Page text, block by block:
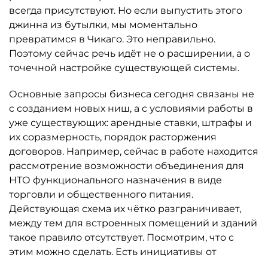
всегда присутствуют. Но если выпустить этого
джинна из бутылки, мы моментально
превратимся в Чикаго. Это неправильно.
Поэтому сейчас речь идёт не о расширении, а о
точечной настройке существующей системы.
Основные запросы бизнеса сегодня связаны не
с созданием новых ниш, а с условиями работы в
уже существующих: арендные ставки, штрафы и
их соразмерность, порядок расторжения
договоров. Например, сейчас в работе находится
рассмотрение возможности объединения для
НТО функционального назначения в виде
торговли и общественного питания.
Действующая схема их чётко разграничивает,
между тем для встроенных помещений и зданий
такое правило отсутствует. Посмотрим, что с
этим можно сделать. Есть инициативы от